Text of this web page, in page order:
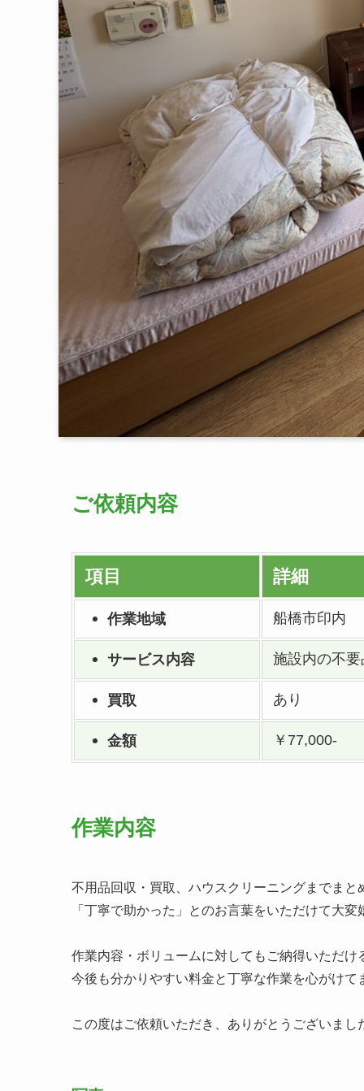
ご依頼内容
項目 詳細
作業地域 船橋市印内
サービス内容 施設内の不
買取 あり
金額 ￥77,000-
作業内容
不用品回収・買取、ハウスクリーニングまでまと
「丁寧で助かった」とのお言葉をいただけて大変
作業内容・ボリュームに対してもご納得いただけ
今後も分かりやすい料金と丁寧な作業を心がけて
この度はご依頼いただき、ありがとうございまし